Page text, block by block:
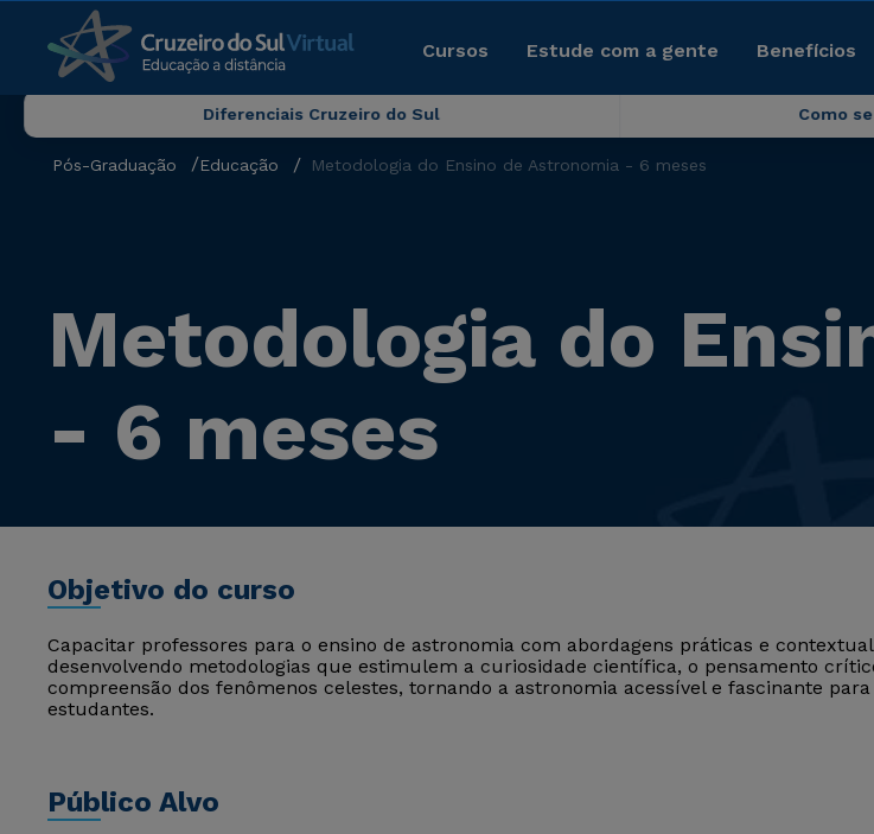
Cursos Estude com a gente Benefícios
Diferenciais Cruzeiro do Sul Como
Pós-Graduação Educação Metodologia do Ensino de Astronomia - 6 meses
Metodologia do
- 6 meses
Objetivo do curso
Capacitar professores para o ensino de astronomia com abordagens práticas e
desenvolvendo metodologias que estimulem a curiosidade científica, o pensamento
compreensão dos fenômenos celestes, tornando a astronomia acessível e fascinante para
estudantes.
Público Alvo